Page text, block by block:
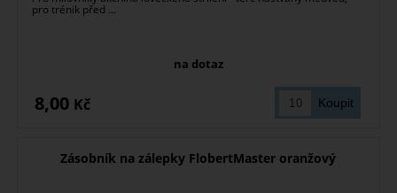
pro trénik před ...
na dotaz
8,00 Kč
Zásobník na zálepky FlobertMaster oranžový